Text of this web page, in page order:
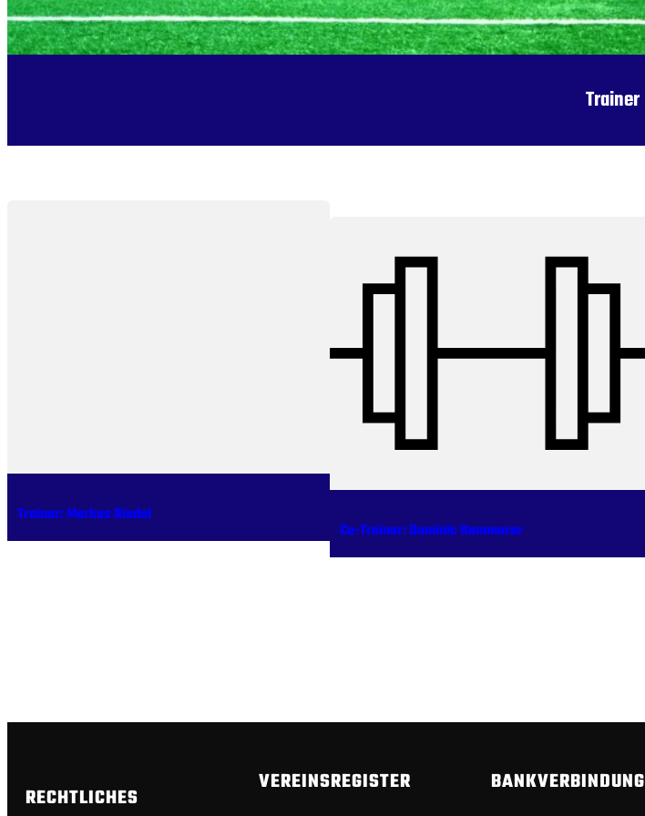
Trainer
Trainer: Markus Riedel
Co-Trainer: Dominic Kammerer
RECHTLICHES
VEREINSREGISTER BANKVERBINDUNG